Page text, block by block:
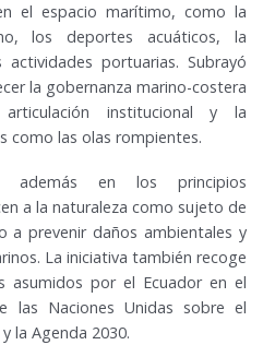
el espacio marítimo, como la
los deportes acuáticos, la
portuarias. Subrayó
la gobernanza marino-costera
institucional y la
como las olas rompientes.
en los principios
a la naturaleza como sujeto de
a prevenir daños ambientales y
La iniciativa también recoge
asumidos por el Ecuador en el
las Naciones Unidas sobre el
la Agenda 2030.